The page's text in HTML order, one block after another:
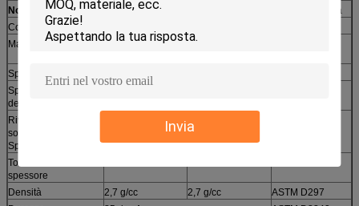
Invia
Nome di prodotto
TIRTM360CU-T2
Metodo di prova
Colore
Materiale
Rivestimento nano del carbonio
Spessore totale 0,060 millimetri
Spessore di rame
della stagnola
Rivestimento a un
solo lato
Spessore
0,015 millimetri
Tolleranza di
spessore
Densità 2,7 g/cc 2,7 g/cc
ASTM D297